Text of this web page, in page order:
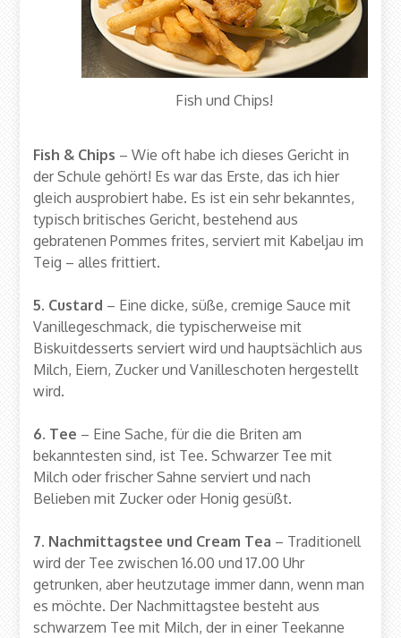
Fish und Chips!
Fish & Chips – Wie oft habe ich dieses Gericht in
der Schule gehört! Es war das Erste, das ich hier
gleich ausprobiert habe. Es ist ein sehr bekanntes,
typisch britisches Gericht, bestehend aus
gebratenen Pommes frites, serviert mit Kabeljau im
Teig – alles frittiert.
5. Custard – Eine dicke, süße, cremige Sauce mit
Vanillegeschmack, die typischerweise mit
Biskuitdesserts serviert wird und hauptsächlich aus
Milch, Eiern, Zucker und Vanilleschoten hergestellt
wird.
6. Tee – Eine Sache, für die die Briten am
bekanntesten sind, ist Tee. Schwarzer Tee mit
Milch oder frischer Sahne serviert und nach
Belieben mit Zucker oder Honig gesüßt.
7. Nachmittagstee und Cream Tea – Traditionell
wird der Tee zwischen 16.00 und 17.00 Uhr
getrunken, aber heutzutage immer dann, wenn man
es möchte. Der Nachmittagstee besteht aus
schwarzem Tee mit Milch, der in einer Teekanne